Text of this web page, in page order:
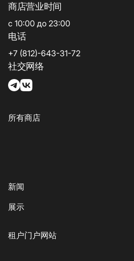
商店营业时间
с 10:00 до 23:00
电话
+7 (812)-643-31-72
社交网络
所有商店
鞋子与箱包
儿童商品
coffee-sweets
格魯吉亞菜
素食主義者/素食主義者
客户服务
儿童服务
新闻
展示
租户门户网站